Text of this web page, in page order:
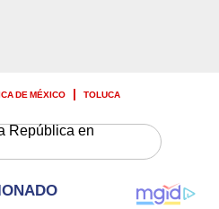
DE MÉXICO TOLUCA
República en